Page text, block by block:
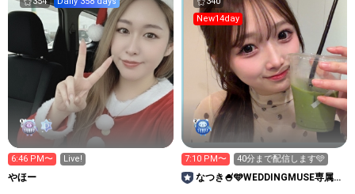
6:46 PM〜 Live!
やほー
New14day
7:10 PM〜 40分まで配信します🩵
なつき🍧🩵WEDDINGMUSE専属モ